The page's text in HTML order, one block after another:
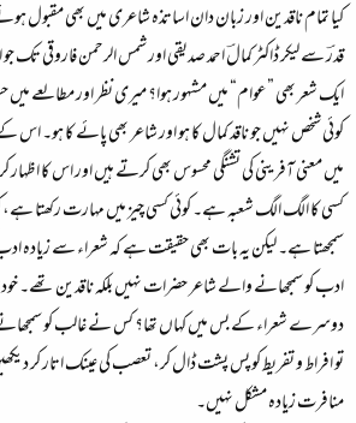
کیا تمام ناقدین اور زبان دان اساتذہ شاعری میں بھی مقبول
قدرؔ سے لیکر ڈاکٹر کمالؔ احمد صدیقی اور شمس الرحمن فاروقی تک
ایک شعر بھی ”عوام“ میں مشہور ہوا؟ میری نظر اور مطالعے
کوئی شخص نہیں جو ناقد کمال کا ہو اور شاعر بھی پائے کا ہو۔
میں معنی آفرینی کی تشنگی محسوس بھی کرتے ہیں اور اس کا
کسی کا الگ الگ شعبہ ہے۔ کوئی کسی چیز میں مہارت رکھتا ہے،
سمجھتا ہے۔ لیکن یہ بات بھی حقیقت ہے کہ شعراء سے
ادب کو سمجھانے والے شاعر حضرات نہیں بلکہ ناقدین تھے۔
دوسرے شعراء کے بس میں کہاں تھا؟ کس نے غالب کو سمجھانے
تو افراط و تفریط کو پس پشت ڈال کر، تعصب کی عینک اتار کر
منافرت زیادہ مشکل نہیں۔